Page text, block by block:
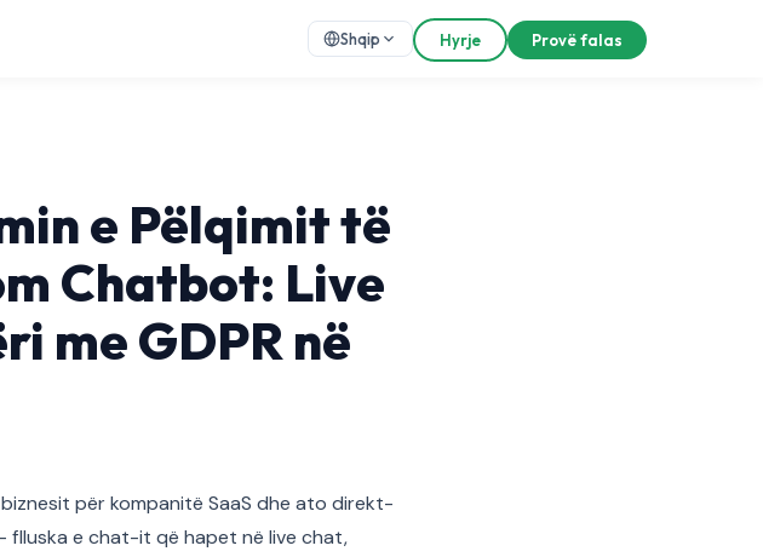
Shqip Hyrje Provë falas
e Pëlqimit të
Chatbot: Live
me GDPR në
për kompanitë SaaS dhe ato direkt-
flluska e chat-it që hapet në live chat,